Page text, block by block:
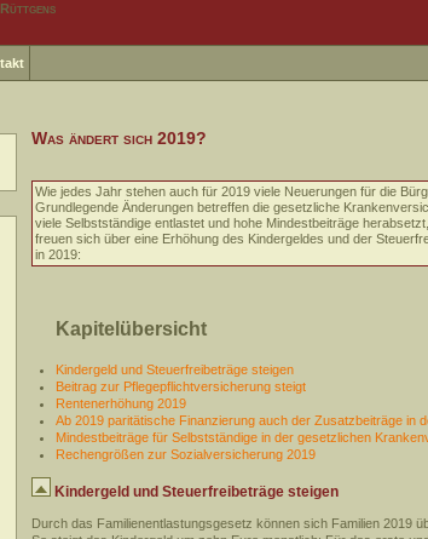
Was ändert sich 2019?
Wie jedes Jahr stehen auch für 2019 viele Neuerungen für die
Grundlegende Änderungen betreffen die gesetzliche
viele Selbstständige entlastet und hohe Mindestbeiträge
freuen sich über eine Erhöhung des Kindergeldes und der
in 2019:
Kapitelübersicht
Kindergeld und Steuerfreibeträge steigen
Beitrag zur Pflegepflichtversicherung steigt
Rentenerhöhung 2019
Ab 2019 paritätische Finanzierung auch der Zusatzbeiträge in
Mindestbeiträge für Selbstständige in der gesetzlichen
Rechengrößen zur Sozialversicherung 2019
Kindergeld und Steuerfreibeträge steigen
Durch das Familienentlastungsgesetz können sich Familien 2019